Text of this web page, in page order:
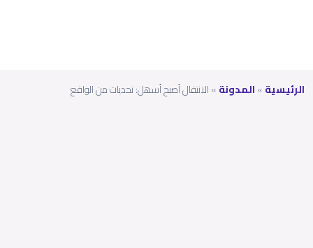
الرئيسية»المدونة»اﻻﻧﺗﻘﺎل أﺻﺑﺢ أﺳﮭل: ﺗﺣدﯾﺎت ﻣن اﻟواﻗﻊ